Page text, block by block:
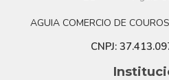
AGUIA COMERCIO DE
CNPJ: